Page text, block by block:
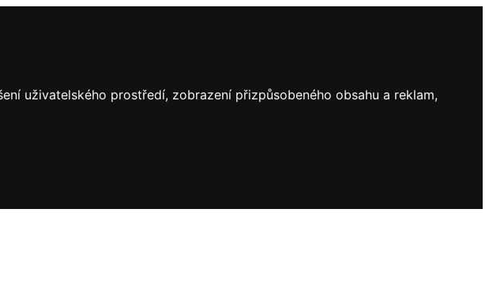
uživatelského prostředí, zobrazení přizpůsobeného obsahu a reklam,